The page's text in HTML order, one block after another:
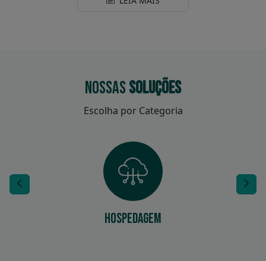
NOSSAS SOLUÇÕES
Escolha por Categoria
Hospedagem